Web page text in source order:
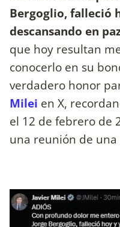
Bergoglio, falleció
descansando en
que hoy resultan
conocerlo en su
verdadero honor
Milei en X,
el 12 de febrero de
una reunión de una